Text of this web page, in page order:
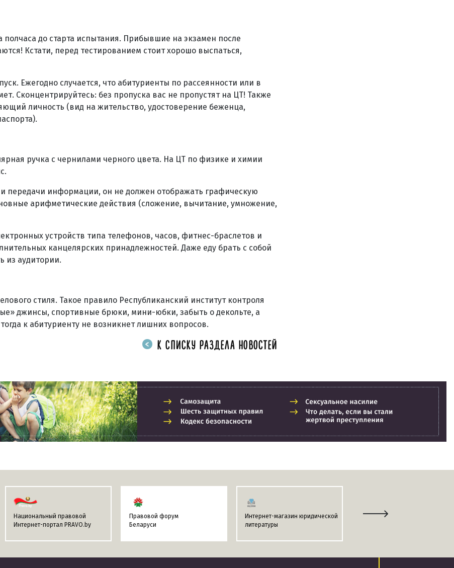
до старта испытания. Прибывшие на экзамен после
Кстати, перед тестированием стоит хорошо выспаться,
Ежегодно случается, что абитуриенты по рассеянности или в
Сконцентрируйтесь: без пропуска вас не пропустят на ЦТ! Также
личность (вид на жительство, удостоверение беженца,
ручка с чернилами черного цвета. На ЦТ по физике и химии
передачи информации, он не должен отображать графическую
арифметические действия (сложение, вычитание, умножение,
устройств типа телефонов, часов, фитнес-браслетов и
канцелярских принадлежностей. Даже еду брать с собой
из аудитории.
стиля. Такое правило Республиканский институт контроля
джинсы, спортивные брюки, мини-юбки, забыть о декольте, а
к абитуриенту не возникнет лишних вопросов.
К СПИСКУ РАЗДЕЛА НОВОСТЕЙ
Национальный правовой
Интернет-портал PRAVO.by
Правовой форум
Беларуси
Интернет-магазин юридической
литературы
Информационно-поисковая